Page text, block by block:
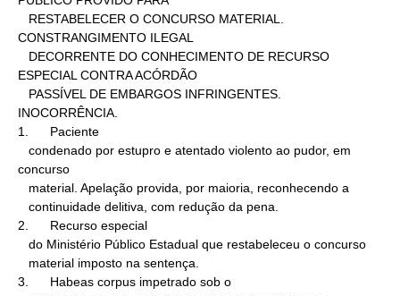
CONSTRANGIMENTO ILEGAL
ESPECIAL CONTRA ACÓRDÃO
INOCORRÊNCIA.
1.      Paciente
concurso
2.      Recurso especial
3.      Habeas corpus impetrado sob o